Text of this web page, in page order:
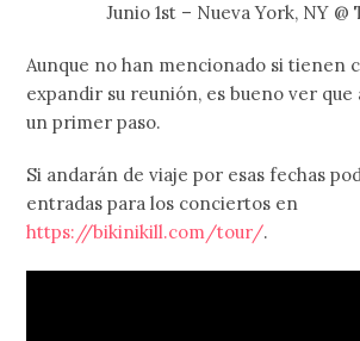
Junio 1st – Nueva York, NY @
Aunque no han mencionado si tienen
expandir su reunión, es bueno ver
un primer paso.
Si andarán de viaje por esas fechas
entradas para los conciertos en
https://bikinikill.com/tour/.